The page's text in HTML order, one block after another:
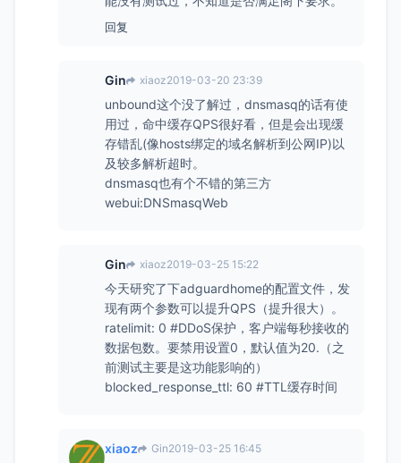
回复
Gin xiaoz2019-03-20 23:39
unbound这个没了解过，dnsmasq的话有使
用过，命中缓存QPS很好看，但是会出现缓
存错乱(像hosts绑定的域名解析到公网IP)以
及较多解析超时。
dnsmasq也有个不错的第三方
webui:DNSmasqWeb
Gin xiaoz2019-03-25 15:22
今天研究了下adguardhome的配置文件，发
现有两个参数可以提升QPS（提升很大）。
ratelimit: 0 #DDoS保护，客户端每秒接收的
数据包数。要禁用设置0，默认值为20.（之
前测试主要是这功能影响的）
blocked_response_ttl: 60 #TTL缓存时间
xiaoz Gin2019-03-25 16:45